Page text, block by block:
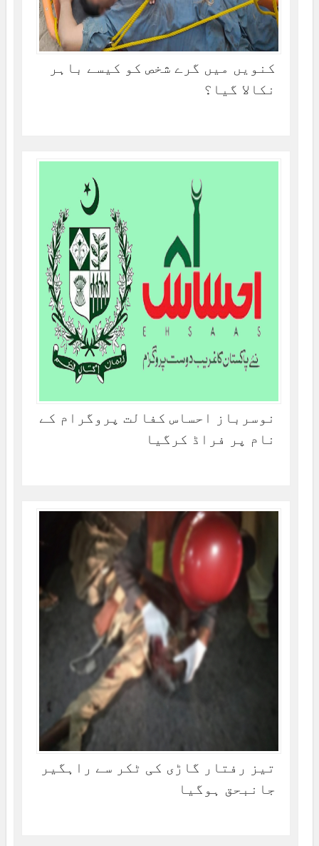
کنویں میں گرے شخص کو کیسے باہر
نکالا گیا؟
نوسرباز احساس کفالت پروگرام کے
نام پر فراڈ کرگیا
تیز رفتار گاڑی کی ٹکر سے راہگیر
جانبحق ہوگیا